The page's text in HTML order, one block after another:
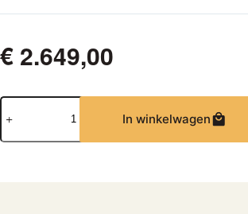
€ 2.649,00
ECM
Elektronika
ll
In winkelwagen